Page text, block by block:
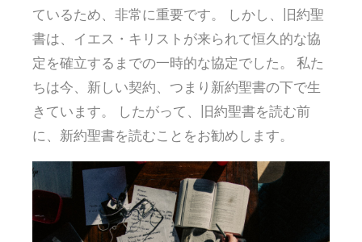
ているため、非常に重要です。 しかし、旧約聖
書は、イエス・キリストが来られて恒久的な協
定を確立するまでの一時的な協定でした。 私た
ちは今、新しい契約、つまり新約聖書の下で生
きています。 したがって、旧約聖書を読む前
に、新約聖書を読むことをお勧めします。